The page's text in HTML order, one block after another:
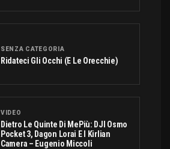
SENZA CATEGORIA
Ridateci Gli Occhi (e Le Orecchie)
VIDEO
Dietro Le Quinte Di MePiù: DJI Osmo
Pocket 3, Dagon Lorai E I Kirlian
Camera – Eugenio Miccoli